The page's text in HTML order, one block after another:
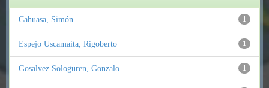
1
Cahuasa, Simón
1
Espejo Uscamaita, Rigoberto
1
Gosalvez Sologuren, Gonzalo